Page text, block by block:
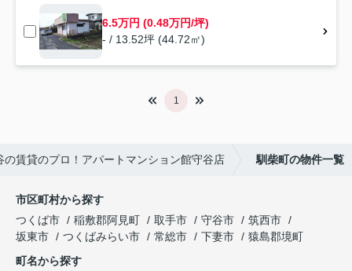
6.5万円 (0.48万円/坪)
- / 13.52坪 (44.72㎡)
1
の賃貸のプロ！アパートマンション館守谷店 馴柴町の物件一覧
市区町村から探す
つくば市
稲敷郡阿見町 取手市 守谷市
筑西市
坂東市
つくばみらい市 常総市 下妻市
猿島郡境町
町名から探す